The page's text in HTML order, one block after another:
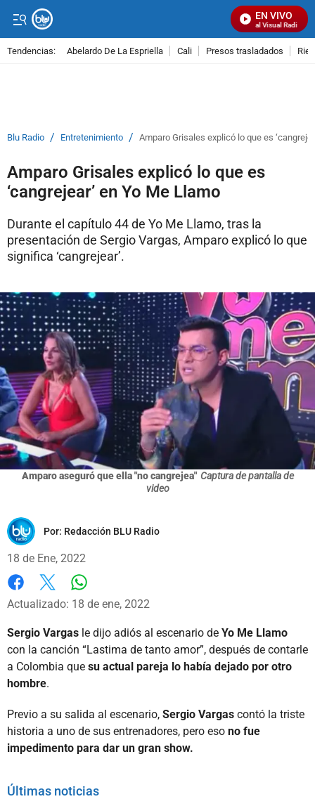
EN VIVO
Señal Visual Radio
Tendencias: Abelardo De La Espriella Cali Presos trasladados
Blu Radio / Entretenimiento / Amparo Grisales explicó lo que es
Amparo Grisales explicó lo que es
‘cangrejear’ en Yo Me Llamo
Durante el capítulo 44 de Yo Me Llamo, tras la
presentación de Sergio Vargas, Amparo explicó lo que
significa ‘cangrejear’.
Amparo aseguró que ella "no cangrejea" Captura de pantalla de
video
Por: Redacción BLU Radio
18 de Ene, 2022
Facebook
X
Actualizado: 18 de ene, 2022
Sergio Vargas le dijo adiós al escenario de Yo Me Llamo
con la canción “Lastima de tanto amor”, después de contarle
a Colombia que su actual pareja lo había dejado por otro
hombre.
Previo a su salida al escenario, Sergio Vargas contó la triste
historia a uno de sus entrenadores, pero eso no fue
impedimento para dar un gran show.
Últimas noticias